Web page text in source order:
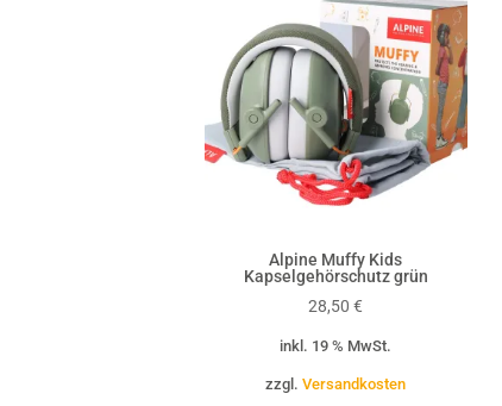
Alpine Muffy Kids
Kapselgehörschutz grün
28,50€
inkl. 19 % MwSt.
zzgl.Versandkosten